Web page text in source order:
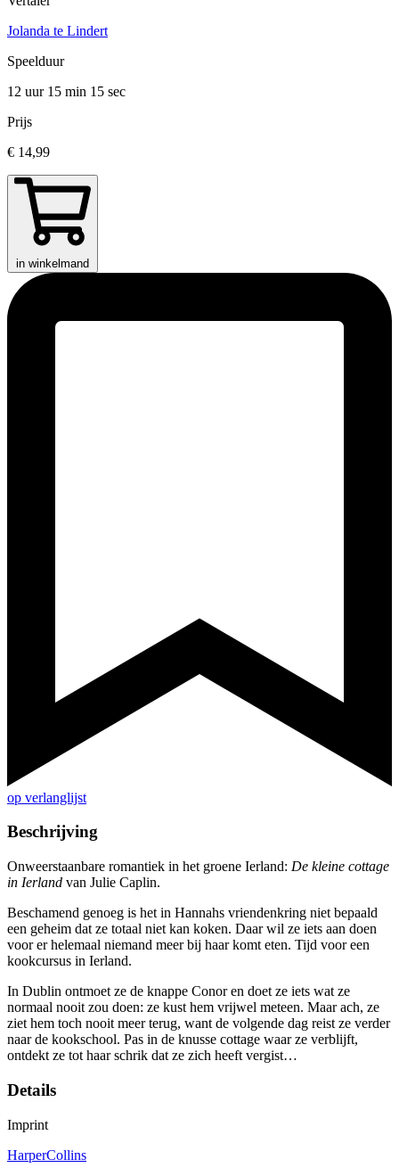
Jolanda te Lindert
Speelduur
12 uur 15 min 15 sec
Prijs
€ 14,99
in winkelmand
op verlanglijst
Beschrijving
Onweerstaanbare romantiek in het groene Ierland: De kleine cottage
in Ierland van Julie Caplin.
Beschamend genoeg is het in Hannahs vriendenkring niet bepaald
een geheim dat ze totaal niet kan koken. Daar wil ze iets aan doen
voor er helemaal niemand meer bij haar komt eten. Tijd voor een
kookcursus in Ierland.
In Dublin ontmoet ze de knappe Conor en doet ze iets wat ze
normaal nooit zou doen: ze kust hem vrijwel meteen. Maar ach, ze
ziet hem toch nooit meer terug, want de volgende dag reist ze verder
naar de kookschool. Pas in de knusse cottage waar ze verblijft,
ontdekt ze tot haar schrik dat ze zich heeft vergist…
Details
Imprint
HarperCollins